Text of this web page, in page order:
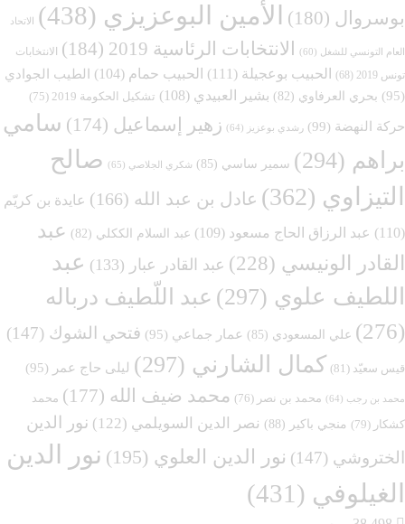
بوسروال (180) الأمين البوعزيزي (438) الاتحاد
العام التونسي للشغل (60) الانتخابات الرئاسية 2019 (184)
الانتخابات
تونس 2019
(68) الحبيب بوعجيلة (111) الحبيب حمام (104)
الطيب الجوادي
(95)
بحري العرفاوي (82) بشير العبيدي (108) تشكيل الحكومة 2019 (75)
حركة النهضة (99) رشدي بوعزيز (64) زهير إسماعيل (174)
سامي
براهم (294) سمير ساسي (85) شكري الجلاصي (65)
صالح
التيزاوي (362) عادل بن عبد الله (166)
عايدة بن كريّم
(110)
عبد الرزاق الحاج مسعود (109) عبد السلام الككلي (82)
عبد
القادر الونيسي (228) عبد القادر عبار (133)
عبد
اللطيف علوي (297)
عبد اللّطيف درباله
(276)
علي المسعودي (85) عمار جماعي (95) فتحي الشوك (147)
قيس سعيّد (81) كمال الشارني (297) ليلى حاج عمر (95)
محمد بن رجب (64) محمد بن نصر (76) محمد ضيف الله (177)
محمد
كشكار (79) منجي باكير (88) نصر الدين السويلمي (122)
نور الدين
الختروشي (147) نور الدين العلوي (195)
نور الدين
الغيلوفي (431)